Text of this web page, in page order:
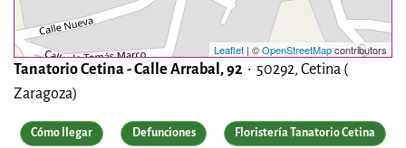
Leaflet | ©OpenStreetMapcontributors
Tanatorio Cetina - Calle Arrabal, 92 • 50292, Cetina (
Zaragoza)
Cómo llegar Defunciones Floristería Tanatorio Cetina